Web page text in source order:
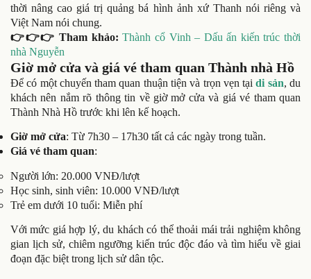
thời nâng cao giá trị quảng bá hình ảnh xứ Thanh nói riêng và
Việt Nam nói chung.
👉👉👉 Tham khảo:Thành cổ Vinh – Dấu ấn kiến trúc thời
nhà Nguyễn
Giờ mở cửa và giá vé tham quan Thành nhà Hồ
Để có một chuyến tham quan thuận tiện và trọn vẹn tạidi sản, du
khách nên nắm rõ thông tin về giờ mở cửa và giá vé tham quan
Thành Nhà Hồ trước khi lên kế hoạch.
Giờ mở cửa: Từ 7h30 – 17h30 tất cả các ngày trong tuần.
Giá vé tham quan:
Người lớn: 20.000 VNĐ/lượt
Học sinh, sinh viên: 10.000 VNĐ/lượt
Trẻ em dưới 10 tuổi: Miễn phí
Với mức giá hợp lý, du khách có thể thoải mái trải nghiệm không
gian lịch sử, chiêm ngưỡng kiến trúc độc đáo và tìm hiểu về giai
đoạn đặc biệt trong lịch sử dân tộc.